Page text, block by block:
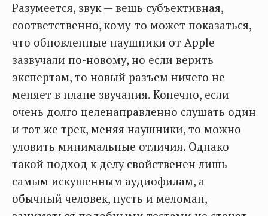
Разумеется, звук — вещь субъективная,
соответственно, кому-то может показаться,
что обновленные наушники от Apple
зазвучали по-новому, но если верить
экспертам, то новый разъем ничего не
меняет в плане звучания. Конечно, если
очень долго целенаправленно слушать один
и тот же трек, меняя наушники, то можно
уловить минимальные отличия. Однако
такой подход к делу свойственен лишь
самым искушенным аудиофилам, а
обычный человек, пусть и меломан,